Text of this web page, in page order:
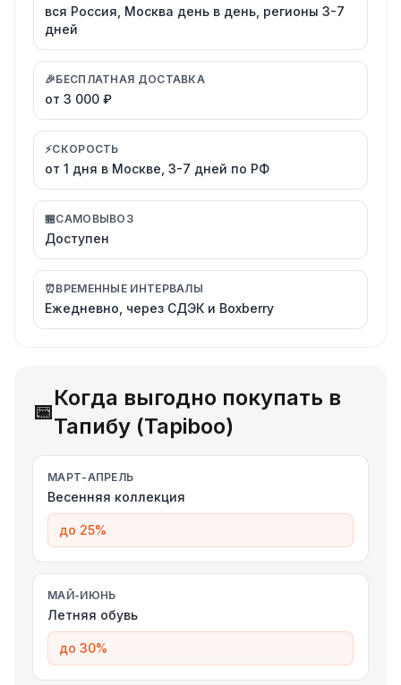
вся Россия, Москва день в день, регионы 3-7
дней
🎉БЕСПЛАТНАЯ ДОСТАВКА
от 3 000 ₽
⚡СКОРОСТЬ
от 1 дня в Москве, 3-7 дней по РФ
🏪САМОВЫВОЗ
Доступен
⏰ВРЕМЕННЫЕ ИНТЕРВАЛЫ
Ежедневно, через СДЭК и Boxberry
📅
Когда выгодно покупать в
Тапибу (Tapiboo)
МАРТ-АПРЕЛЬ
Весенняя коллекция
до 25%
МАЙ-ИЮНЬ
Летняя обувь
до 30%